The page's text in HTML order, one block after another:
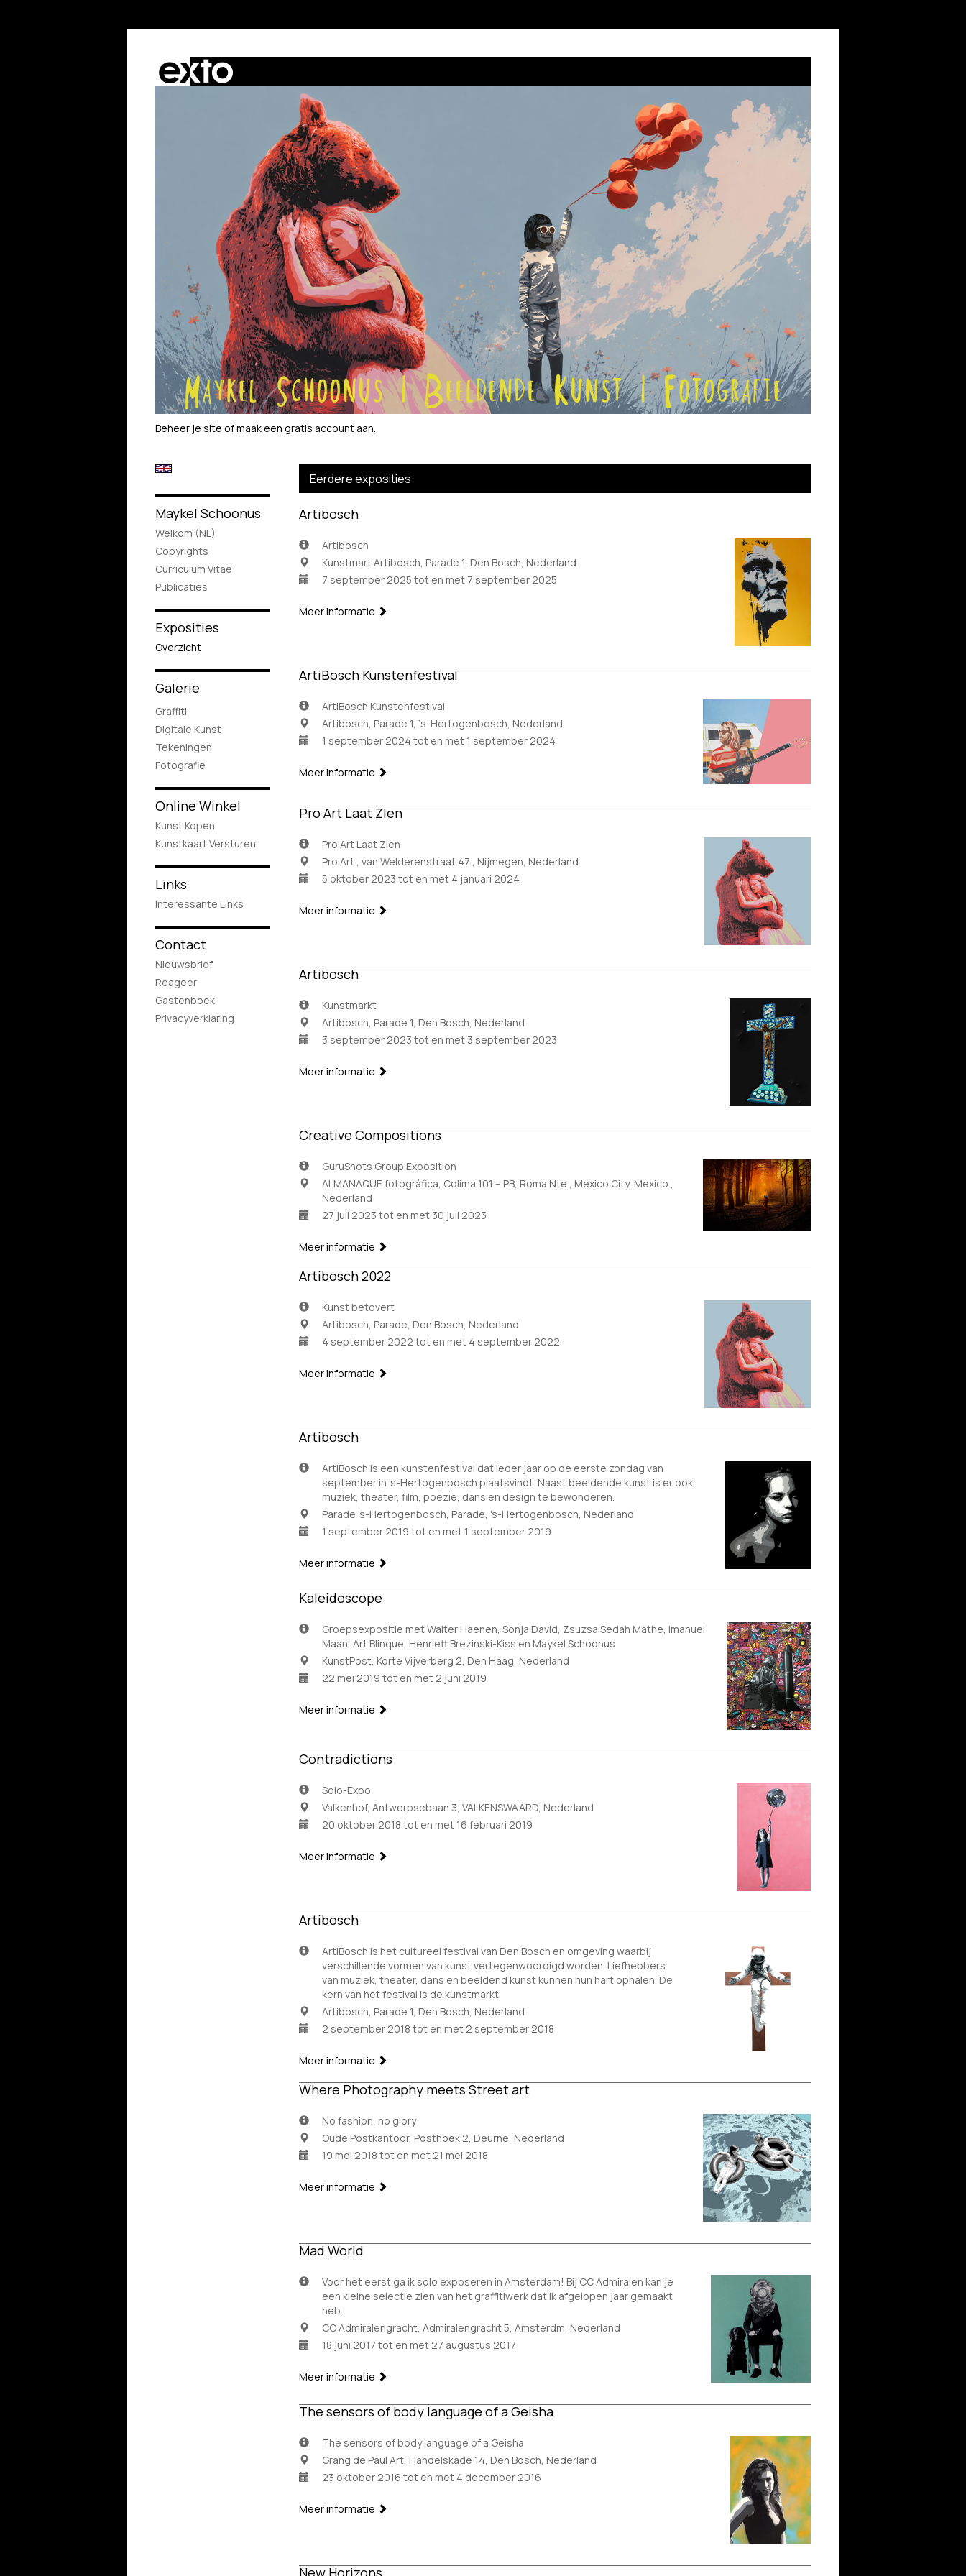
Beheer je site ofmaak een gratis account aan.
Eerdere exposities
Artibosch
Artibosch
Kunstmart Artibosch, Parade 1, Den Bosch, Nederland
7 september 2025 tot en met 7 september 2025
Meer informatie
ArtiBosch Kunstenfestival
ArtiBosch Kunstenfestival
Artibosch, Parade 1, ‘s-Hertogenbosch, Nederland
1 september 2024 tot en met 1 september 2024
Meer informatie
Pro Art Laat ZIen
Pro Art Laat ZIen
Pro Art , van Welderenstraat 47 , Nijmegen, Nederland
5 oktober 2023 tot en met 4 januari 2024
Meer informatie
Artibosch
Kunstmarkt
Artibosch, Parade 1, Den Bosch, Nederland
3 september 2023 tot en met 3 september 2023
Meer informatie
Creative Compositions
GuruShots Group Exposition
ALMANAQUE fotográfica, Colima 101 – PB, Roma Nte., Mexico City, Mexico.,
Nederland
27 juli 2023 tot en met 30 juli 2023
Meer informatie
Artibosch 2022
Kunst betovert
Artibosch, Parade, Den Bosch, Nederland
4 september 2022 tot en met 4 september 2022
Meer informatie
Artibosch
ArtiBosch is een kunstenfestival dat ieder jaar op de eerste zondag van
september in ’s-Hertogenbosch plaatsvindt. Naast beeldende kunst is er ook
muziek, theater, film, poëzie, dans en design te bewonderen.
Parade 's-Hertogenbosch, Parade, 's-Hertogenbosch, Nederland
1 september 2019 tot en met 1 september 2019
Meer informatie
Kaleidoscope
Groepsexpositie met Walter Haenen, Sonja David, Zsuzsa Sedah Mathe, Imanuel
Maan, Art Blinque, Henriett Brezinski-Kiss en Maykel Schoonus
KunstPost, Korte Vijverberg 2, Den Haag, Nederland
22 mei 2019 tot en met 2 juni 2019
Meer informatie
Contradictions
Solo-Expo
Valkenhof, Antwerpsebaan 3, VALKENSWAARD, Nederland
20 oktober 2018 tot en met 16 februari 2019
Meer informatie
Artibosch
ArtiBosch is het cultureel festival van Den Bosch en omgeving waarbij
verschillende vormen van kunst vertegenwoordigd worden. Liefhebbers
van muziek, theater, dans en beeldend kunst kunnen hun hart ophalen. De
kern van het festival is de kunstmarkt.
Artibosch, Parade 1, Den Bosch, Nederland
2 september 2018 tot en met 2 september 2018
Meer informatie
Where Photography meets Street art
No fashion, no glory
Oude Postkantoor, Posthoek 2, Deurne, Nederland
19 mei 2018 tot en met 21 mei 2018
Meer informatie
Mad World
Voor het eerst ga ik solo exposeren in Amsterdam! Bij CC Admiralen kan je
een kleine selectie zien van het graffitiwerk dat ik afgelopen jaar gemaakt
heb.
CC Admiralengracht, Admiralengracht 5, Amsterdm, Nederland
18 juni 2017 tot en met 27 augustus 2017
Meer informatie
The sensors of body language of a Geisha
The sensors of body language of a Geisha
Grang de Paul Art, Handelskade 14, Den Bosch, Nederland
23 oktober 2016 tot en met 4 december 2016
Meer informatie
New Horizons
Maykel Schoonus
Welkom (NL)
Copyrights
Curriculum Vitae
Publicaties
Exposities
Overzicht
Galerie
Graffiti
Digitale Kunst
Tekeningen
Fotografie
Online Winkel
Kunst Kopen
Kunstkaart Versturen
Links
Interessante Links
Contact
Nieuwsbrief
Reageer
Gastenboek
Privacyverklaring